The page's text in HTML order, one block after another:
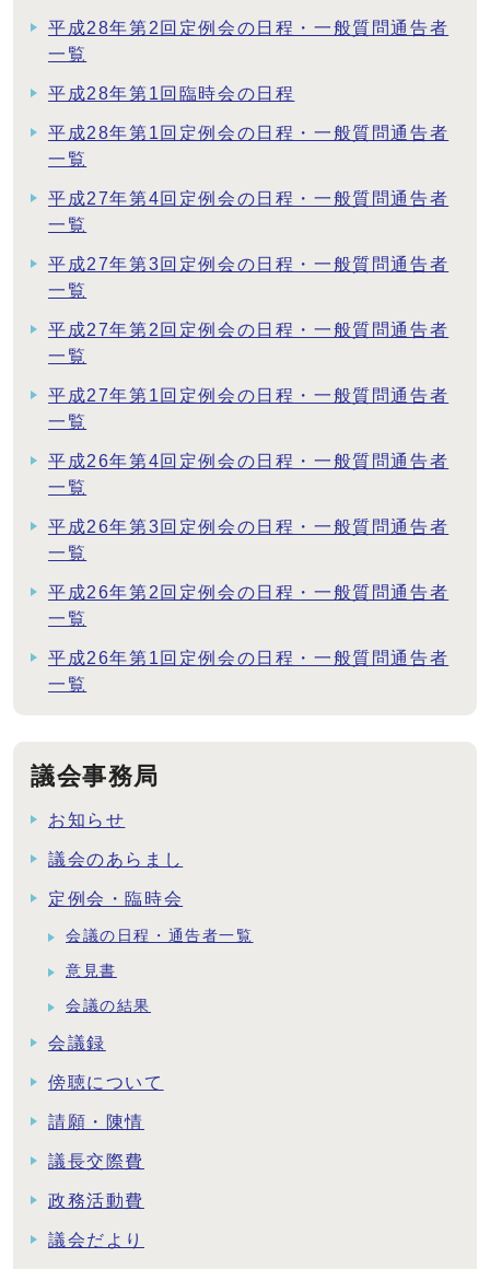
平成28年第2回定例会の日程・一般質問通告者
一覧
平成28年第1回臨時会の日程
平成28年第1回定例会の日程・一般質問通告者
一覧
平成27年第4回定例会の日程・一般質問通告者
一覧
平成27年第3回定例会の日程・一般質問通告者
一覧
平成27年第2回定例会の日程・一般質問通告者
一覧
平成27年第1回定例会の日程・一般質問通告者
一覧
平成26年第4回定例会の日程・一般質問通告者
一覧
平成26年第3回定例会の日程・一般質問通告者
一覧
平成26年第2回定例会の日程・一般質問通告者
一覧
平成26年第1回定例会の日程・一般質問通告者
一覧
議会事務局
お知らせ
議会のあらまし
定例会・臨時会
会議の日程・通告者一覧
意見書
会議の結果
会議録
傍聴について
請願・陳情
議長交際費
政務活動費
議会だより